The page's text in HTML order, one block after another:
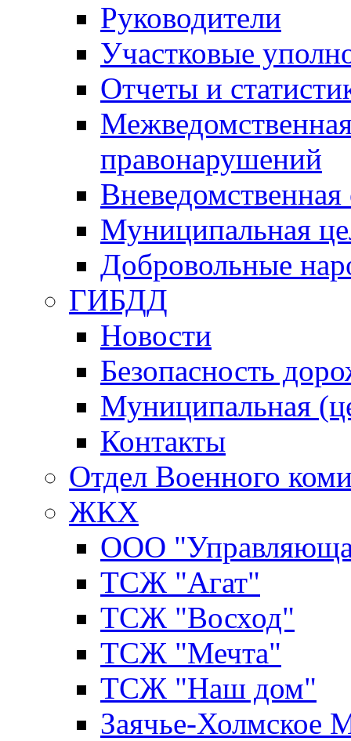
Руководители
Участковые
Отчеты и
правонарушений
Вневедомственная
Муниципальная
Добровольные
ГИБДД
Новости
Безопасность
Муниципальная
Контакты
Отдел Военного
ЖКХ
ООО
ТСЖ "Агат"
ТСЖ "Восход"
ТСЖ "Мечта"
ТСЖ "Наш дом"
Заячье-